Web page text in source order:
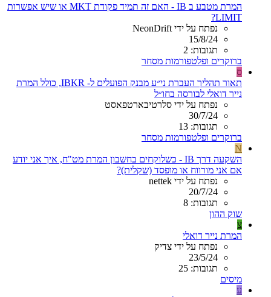
המרת מטבע ב IB - האם זה תמיד פקודת MKT או שיש אפשרות
LIMIT?
נפתח על ידי NeonDrift
15/8/24
תגובות: 2
ברוקרים ופלטפורמות מסחר
ס
תאור תהליך העברת ני״ע מבנק הפועלים ל- IBKR, כולל המרת
נייר דואלי לבורסה בחו״ל
נפתח על ידי סלרטיבארטפאסט
30/7/24
תגובות: 13
ברוקרים ופלטפורמות מסחר
N
השקעה דרך IB - כשלוקחים בחשבון המרת מט"ח, איך אני יודע
אם אני מורווח או מופסד (שקלית)?
נפתח על ידי nettek
20/7/24
תגובות: 8
שוק ההון
צ
המרת נייר דואלי
נפתח על ידי צדיק
23/5/24
תגובות: 25
מיסים
ע